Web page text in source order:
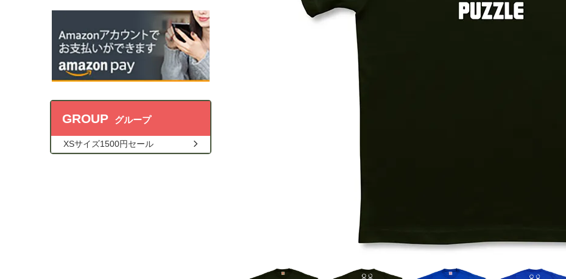
GROUP グループ
XSサイズ1500円セール